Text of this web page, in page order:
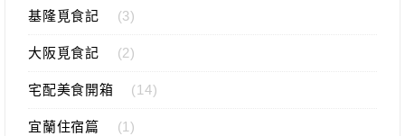
基隆覓食記 (3)
大阪覓食記 (2)
宅配美食開箱 (14)
宜蘭住宿篇 (1)